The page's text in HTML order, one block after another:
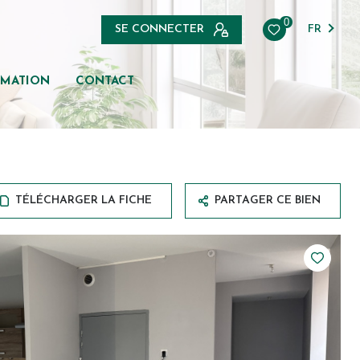
SE CONNECTER
0
FR
CONTACT
TÉLÉCHARGER LA FICHE PARTAGER CE BIEN